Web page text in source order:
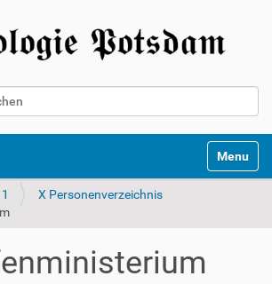
Toggle
X Personenverzeichnis